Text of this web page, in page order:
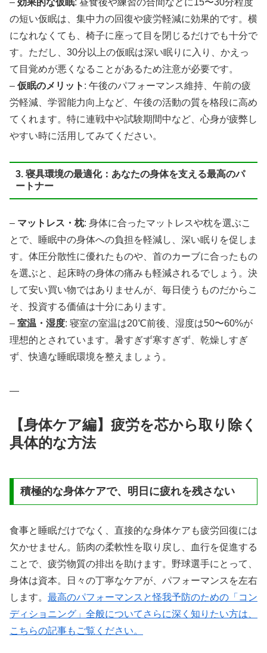
– 効果的な仮眠: 昼食後や練習の合間などに15〜30分程度
の短い仮眠は、集中力の回復や疲労軽減に効果的です。横
になれなくても、椅子に座って目を閉じるだけでも十分で
す。ただし、30分以上の仮眠は深い眠りに入り、かえっ
て目覚めが悪くなることがあるため注意が必要です。
– 仮眠のメリット : 午後のパフォーマンス維持、午前の疲
労軽減、学習能力向上など、午後の活動の質を格段に高め
てくれます。特に連戦中や試験期間中など、心身が疲弊し
やすい時に活用してみてください。
3. 寝具環境の最適化：あなたの身体を支える最高のパ
ートナー
– マットレス・枕: 身体に合ったマットレスや枕を選ぶこ
とで、睡眠中の身体への負担を軽減し、深い眠りを促しま
す。体圧分散性に優れたものや、首のカーブに合ったもの
を選ぶと、起床時の身体の痛みも軽減されるでしょう。決
して安い買い物ではありませんが、毎日使うものだからこ
そ、投資する価値は十分にあります。
– 室温・湿度: 寝室の室温は20℃前後、湿度は50〜60%が
理想的とされています。暑すぎず寒すぎず、乾燥しすぎ
ず、快適な睡眠環境を整えましょう。
—
【身体ケア編】疲労を芯から取り除く
具体的な方法
積極的な身体ケアで、明日に疲れを残さない
食事と睡眠だけでなく、直接的な身体ケアも疲労回復には
欠かせません。筋肉の柔軟性を取り戻し、血行を促進する
ことで、疲労物質の排出を助けます。野球選手にとって、
身体は資本。日々の丁寧なケアが、パフォーマンスを左右
します。 最高のパフォーマンスと怪我予防のための「コン
ディショニング」全般についてさらに深く知りたい方は、
こちらの記事もご覧ください。